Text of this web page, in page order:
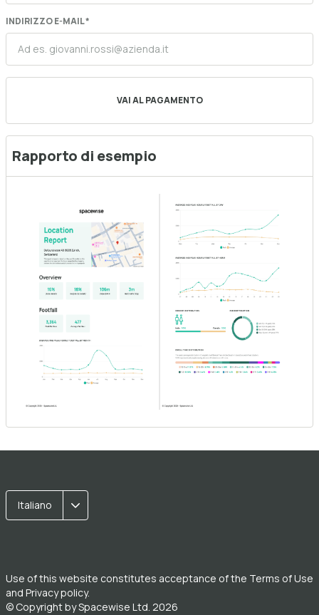
INDIRIZZO E-MAIL *
Rapporto di esempio
Italiano
Use of this website constitutes acceptance of the Terms of Use
and Privacy policy.
© Copyright by Spacewise Ltd. 2026